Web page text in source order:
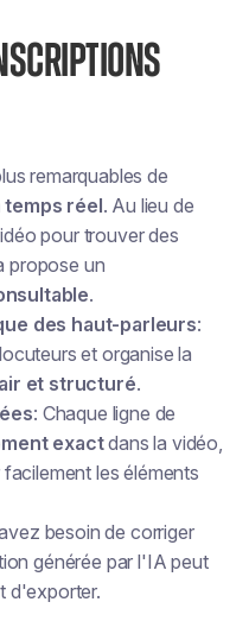
remarquables de
réel. Au lieu de
pour trouver des
propose un
.
des haut-parleurs:
et organise la
et structuré.
: Chaque ligne de
exactdans la vidéo,
les éléments
besoin de corriger
générée par l'IA peut
d'exporter.